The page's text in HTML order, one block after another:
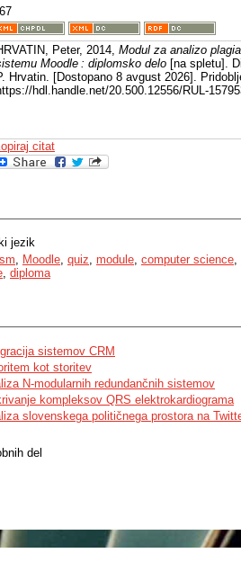
Peter, 2014, Modul za analizo
Moodle : diplomsko delo [na spletu].
Hrvatin. [Dostopano 8 avgust 2026].
hdl.handle.net/20.500.12556/RUL-
citat
jezik
Moodle quiz module computer science
diploma
sistemov CRM
kot storitev
N-modularnih redundančnih sistemov
kompleksov QRS elektrokardiograma
slovenskega političnega prostora na
del